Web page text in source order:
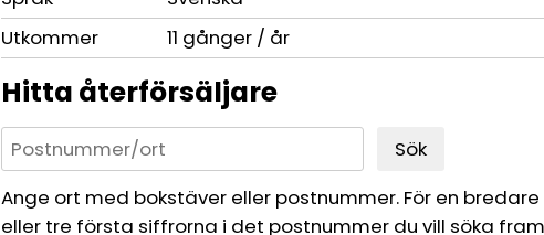
Utkommer
11 gånger / år
Hitta återförsäljare
Sök
Ange ort med bokstäver eller postnummer. För en
eller tre första siffrorna i det postnummer du vill söka